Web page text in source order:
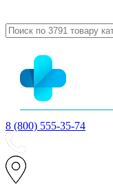
8 (800) 555-35-74